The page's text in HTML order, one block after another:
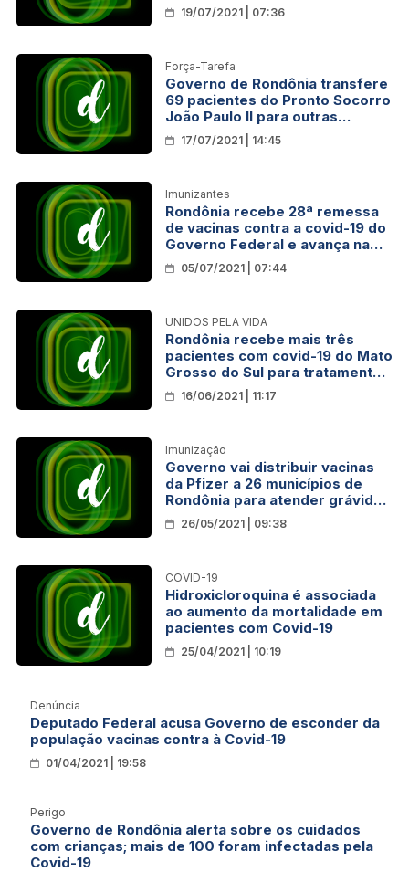
contra a covid-19
19/07/2021 | 07:36
Força-Tarefa
Governo de Rondônia transfere
69 pacientes do Pronto Socorro
João Paulo II para outras
unidades hospitalares
17/07/2021 | 14:45
Imunizantes
Rondônia recebe 28ª remessa
de vacinas contra a covid-19 do
Governo Federal e avança na
distribuição dos imunizantes
05/07/2021 | 07:44
UNIDOS PELA VIDA
Rondônia recebe mais três
pacientes com covid-19 do Mato
Grosso do Sul para tratamento
no Hospital de Campanha
16/06/2021 | 11:17
Imunização
Governo vai distribuir vacinas
da Pfizer a 26 municípios de
Rondônia para atender grávidas
e puérperas
26/05/2021 | 09:38
COVID-19
Hidroxicloroquina é associada
ao aumento da mortalidade em
pacientes com Covid-19
25/04/2021 | 10:19
Denúncia
Deputado Federal acusa Governo de esconder da
população vacinas contra à Covid-19
01/04/2021 | 19:58
Perigo
Governo de Rondônia alerta sobre os cuidados
com crianças; mais de 100 foram infectadas pela
Covid-19